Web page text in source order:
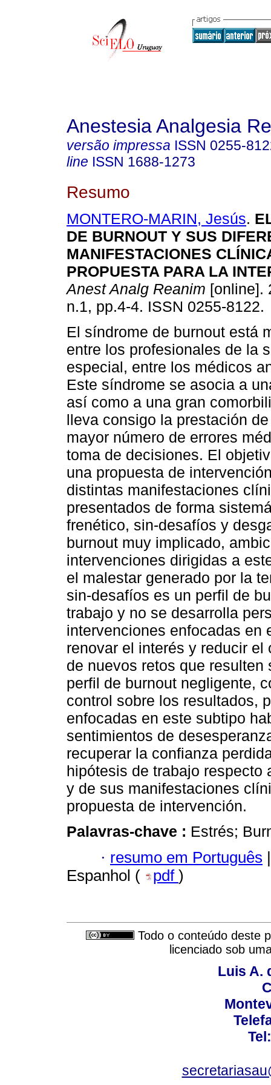
Anestesia Analgesia
versão impressa ISSN 0255-
line ISSN 1688-1273
Resumo
MONTERO-MARIN, Jesús.
DE BURNOUT Y SUS
MANIFESTACIONES
PROPUESTA PARA LA
Anest Analg Reanim [online].
n.1, pp.4-4. ISSN 0255-8122.
El síndrome de burnout está
entre los profesionales de la
especial, entre los médicos
Este síndrome se asocia a
así como a una gran
lleva consigo la prestación
mayor número de errores
toma de decisiones. El
una propuesta de
distintas manifestaciones
presentados de forma
frenético, sin-desafíos y
burnout muy implicado,
intervenciones dirigidas a
el malestar generado por la
sin-desafíos es un perfil de
trabajo y no se desarrolla
intervenciones enfocadas en
renovar el interés y reducir
de nuevos retos que
perfil de burnout negligente,
control sobre los resultados,
enfocadas en este subtipo
sentimientos de
recuperar la confianza
hipótesis de trabajo respecto
y de sus manifestaciones
propuesta de intervención.
Palavras-chave : Estrés;
· resumo em Português |
Espanhol (
pdf )
Todo o conteúdo deste
licenciado sob
Luis A.